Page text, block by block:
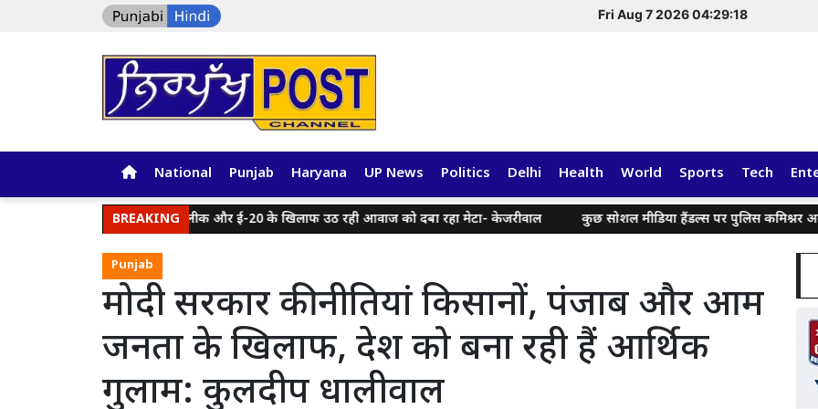
Fri Aug 7 2026 04:29:18
National Punjab Haryana UP News Politics Delhi Health World Sports Tech
BREAKING
सरकार के दबाव में पेपर लीक और ई-20 के खिलाफ उठ रही आवाज को दबा रहा मेटा- केजरीवाल कुछ सोशल मीडिया हैंडल्स पर पुलिस कमिश्नर अमृतसर
Punjab
मोदी सरकार की नीतियां किसानों, पंजाब और आम
जनता के खिलाफ, देश को बना रही हैं आर्थिक
गुलाम: कुलदीप धालीवाल